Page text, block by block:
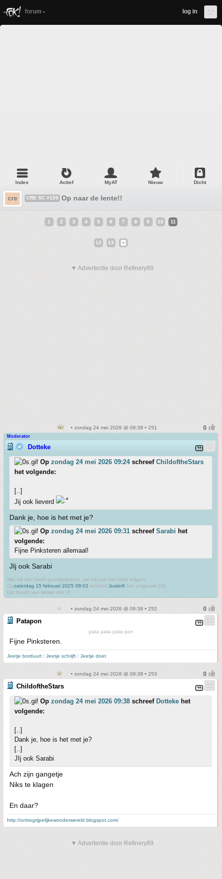
forum log in
Index Actief MyAT Nieuw Dicht
cre CRE SC #159 Op naar de lente!!
1 2 3 4 5 6 7 8 9 10 11
12 13
▼ Advertentie door Refinery89
• zondag 24 mei 2026 @ 09:38 • 251
Moderator
Dotteke
Op zondag 24 mei 2026 09:24schreef ChildoftheStars
het volgende:
[..]
Jij ook lieverd
Dank je, hoe is het met je?
Op zondag 24 mei 2026 09:31 schreef Sarabi het
volgende:
Fijne Pinksteren allemaal!
JIj ook Sarabi
Wie mij niet heeft grootgebracht, zal mij ook niet klein krijgen!
Opzaterdag 15 februari 2025 08:01 schreef JustinK het volgende:[/b]
Dot houdt van lekker vlot :P
• zondag 24 mei 2026 @ 09:38 • 252
Patapon
pata pata pata pon
Fijne Pinksteren.
Jeetje borduurt / Jeetje schrijft / Jeetje doet
• zondag 24 mei 2026 @ 09:38 • 253
ChildoftheStars
Op zondag 24 mei 2026 09:38 schreef Dotteke het
volgende:
[..]
Dank je, hoe is het met je?
[..]
JIj ook Sarabi
Ach zijn gangetje
Niks te klagen
En daar?
http://onbegrijpelijkewonderwereld.blogspot.com/
▼ Advertentie door Refinery89